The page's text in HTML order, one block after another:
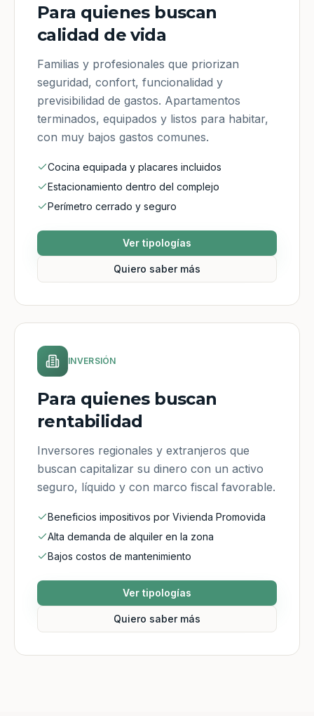
Para quienes buscan
calidad de vida
Familias y profesionales que priorizan
seguridad, confort, funcionalidad y
previsibilidad de gastos. Apartamentos
terminados, equipados y listos para habitar,
con muy bajos gastos comunes.
Cocina equipada y placares incluidos
Estacionamiento dentro del complejo
Perímetro cerrado y seguro
Ver tipologías
Quiero saber más
INVERSIÓN
Para quienes buscan
rentabilidad
Inversores regionales y extranjeros que
buscan capitalizar su dinero con un activo
seguro, líquido y con marco fiscal favorable.
Beneficios impositivos por Vivienda Promovida
Alta demanda de alquiler en la zona
Bajos costos de mantenimiento
Ver tipologías
Quiero saber más